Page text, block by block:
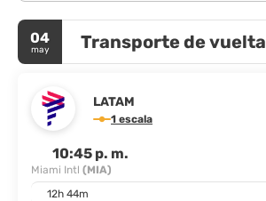
04
may Transporte de vuelta
LATAM
1 escala
10:45 p. m.
Miami Intl (MIA)
12h 44m